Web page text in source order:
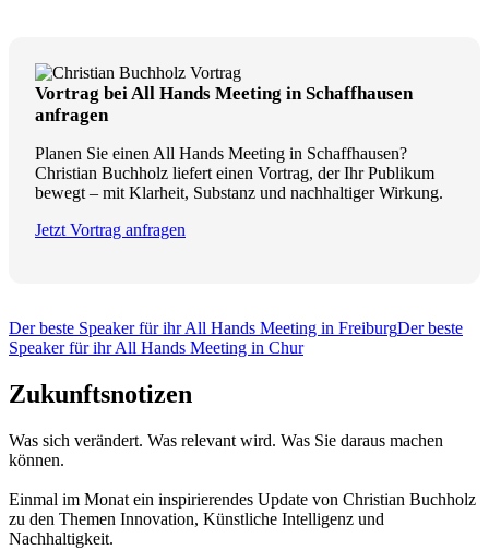
Vortrag bei All Hands Meeting in Schaffhausen
anfragen
Planen Sie einen All Hands Meeting in Schaffhausen?
Christian Buchholz liefert einen Vortrag, der Ihr Publikum
bewegt – mit Klarheit, Substanz und nachhaltiger Wirkung.
Jetzt Vortrag anfragen
Der beste Speaker für ihr All Hands Meeting in FreiburgDer beste
Speaker für ihr All Hands Meeting in Chur
Zukunftsnotizen
Was sich verändert. Was relevant wird. Was Sie daraus machen
können.
Einmal im Monat ein inspirierendes Update von Christian Buchholz
zu den Themen Innovation, Künstliche Intelligenz und
Nachhaltigkeit.